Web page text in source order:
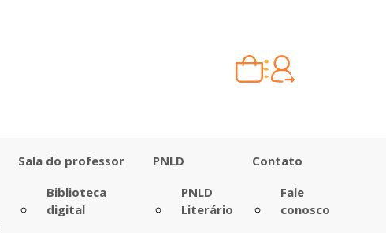
Carrinho vazio
Sala do professor
Biblioteca
digital
PNLD
PNLD
Literário
Contato
Fale
conosco